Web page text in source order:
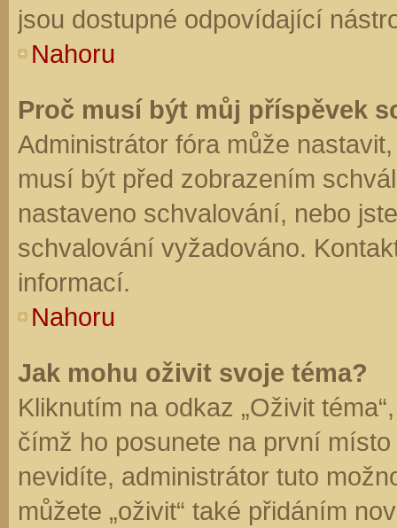
jsou dostupné odpovídající
Nahoru
Proč musí být můj příspěvek
Administrátor fóra může
musí být před zobrazením
nastaveno schvalování, nebo
schvalování vyžadováno.
informací.
Nahoru
Jak mohu oživit svoje téma?
Kliknutím na odkaz „Oživit
čímž ho posunete na první
nevidíte, administrátor tuto
můžete „oživit“ také přidáním